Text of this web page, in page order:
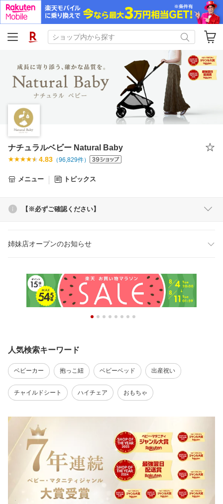
ナチュラルベビー Natural Baby
4.83 （96,829件）
メニュー トピックス
【※必ずご確認ください】
姉妹店オープンのお知らせ
人気検索キーワード
ベビーカー 抱っこ紐 ベビーベッド 出産祝い
チャイルドシート ハイチェア おもちゃ